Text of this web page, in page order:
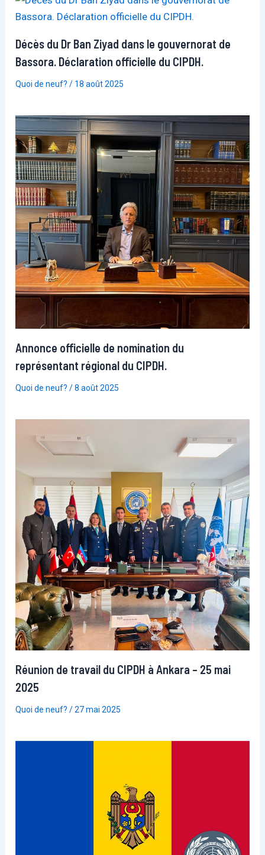
Décès du Dr Ban Ziyad dans le gouvernorat de
Bassora. Déclaration officielle du CIPDH.
Quoi de neuf? / 18 août 2025
Annonce officielle de nomination du
représentant régional du CIPDH.
Quoi de neuf? /8 août 2025
Réunion de travail du CIPDH à Ankara – 25 mai
2025
Quoi de neuf? /27 mai 2025